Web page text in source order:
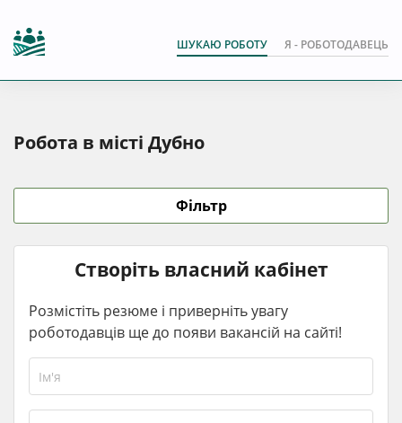
ШУКАЮ РОБОТУ Я - РОБОТОДАВЕЦЬ
Робота в місті Дубно
Фільтр
Створіть власний кабінет
Розмістіть резюме і приверніть увагу
роботодавців ще до появи вакансій на сайті!